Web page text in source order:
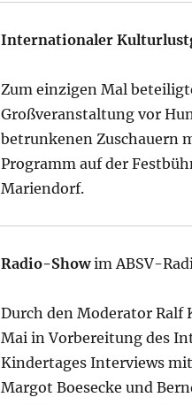
Internationaler
Zum einzigen Mal
Großveranstaltung vor
betrunkenen Zuschauern
Programm auf der
Mariendorf.
Radio-Showim ABSV-
Durch den Moderator Ralf
Mai in Vorbereitung des
Kindertages Interviews
Margot Boesecke und